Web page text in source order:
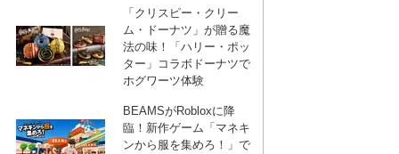
「クリスピー・クリー
ム・ドーナツ」が贈る魔
法の味！「ハリー・ポッ
ター」コラボドーナツで
ホグワーツ体験
BEAMSがRobloxに降
臨！新作ゲーム「マネキ
ンから服を集めろ！」で